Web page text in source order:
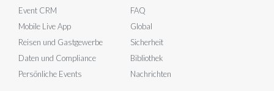
Event CRM
Mobile Live App
Reisen und Gastgewerbe
Daten und Compliance
Persönliche Events
FAQ
Global
Sicherheit
Bibliothek
Nachrichten